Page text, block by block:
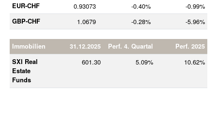
EUR-CHF 0.93073 -0.40% -0.99%
GBP-CHF 1.0679 -0.28% -5.96%
Immobilien 31.12.2025 Perf. 4. Quartal
Perf. 2025
SXI Real
Estate
Funds
601.30 5.09% 10.62%